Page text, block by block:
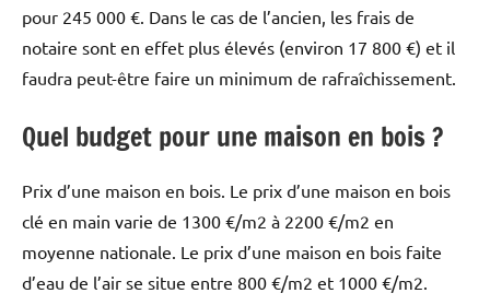
pour 245 000 €. Dans le cas de l’ancien, les frais de
notaire sont en effet plus élevés (environ 17 800 €) et il
faudra peut-être faire un minimum de rafraîchissement.
Quel budget pour une maison en bois ?
Prix ​​d’une maison en bois. Le prix d’une maison en bois
clé en main varie de 1300 €/m2 à 2200 €/m2 en
moyenne nationale. Le prix d’une maison en bois faite
d’eau de l’air se situe entre 800 €/m2 et 1000 €/m2.